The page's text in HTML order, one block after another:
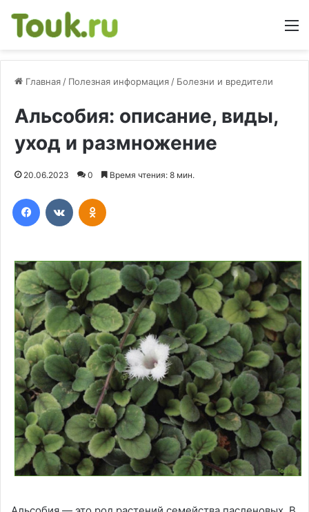
Главная / Полезная информация / Болезни и вредители
Альсобия: описание, виды,
уход и размножение
20.06.2023 0 Время чтения: 8 мин.